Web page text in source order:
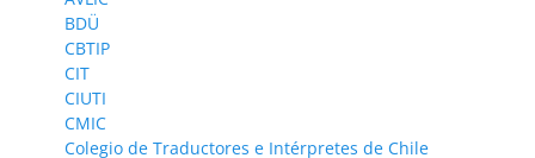
BDÜ
CBTIP
CIT
CIUTI
CMIC
Colegio de Traductores e Intérpretes de Chile